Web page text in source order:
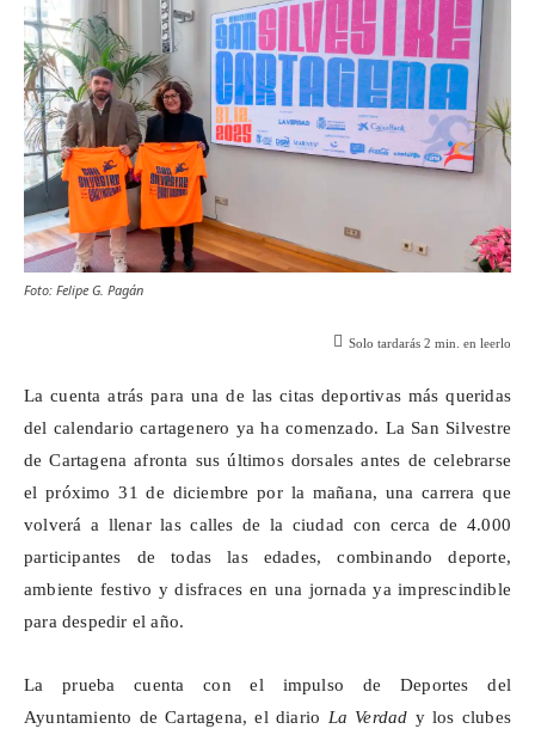
Foto: Felipe G. Pagán
Solo tardarás 2 min. en leerlo
La cuenta atrás para una de las citas deportivas más queridas
del calendario cartagenero ya ha comenzado. La San Silvestre
de Cartagena afronta sus últimos dorsales antes de celebrarse
el próximo 31 de diciembre por la mañana, una carrera que
volverá a llenar las calles de la ciudad con cerca de 4.000
participantes de todas las edades, combinando deporte,
ambiente festivo y disfraces en una jornada ya imprescindible
para despedir el año.
La prueba cuenta con el impulso de Deportes del
Ayuntamiento de Cartagena, el diario La Verdad y los clubes